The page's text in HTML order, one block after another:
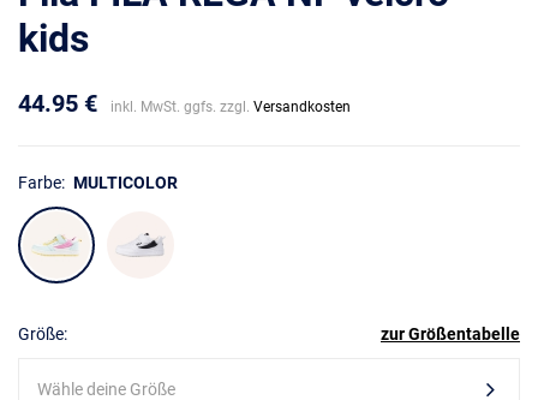
kids
44.95 € inkl. MwSt. ggfs. zzgl. Versandkosten
Farbe: MULTICOLOR
Größe: zur Größentabelle
Wähle deine Größe